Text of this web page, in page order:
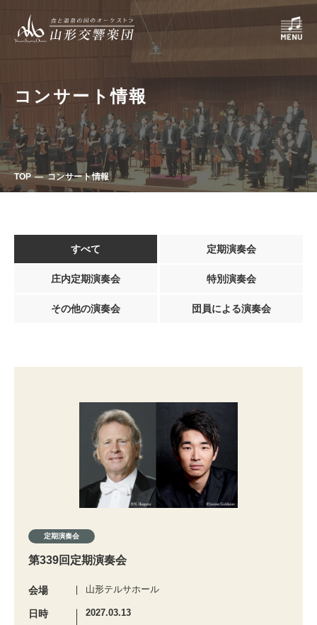
コンサート情報
TOP コンサート情報
すべて 定期演奏会
庄内定期演奏会 特別演奏会
その他の演奏会 団員による演奏会
定期演奏会
第339回定期演奏会
会場 山形テルサホール
日時
2027.03.13